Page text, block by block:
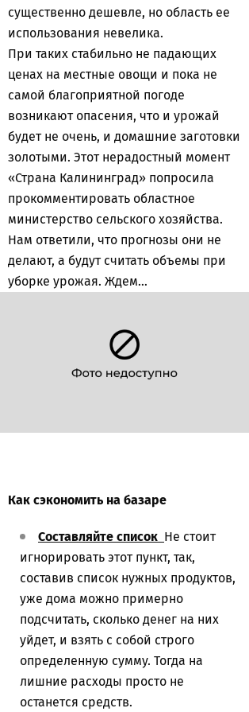
существенно дешевле, но область ее
использования невелика.
При таких стабильно не падающих
ценах на местные овощи и пока не
самой благоприятной погоде
возникают опасения, что и урожай
будет не очень, и домашние заготовки
золотыми. Этот нерадостный момент
«Страна Калининград» попросила
прокомментировать областное
министерство сельского хозяйства.
Нам ответили, что прогнозы они не
делают, а будут считать объемы при
уборке урожая. Ждем…
Как сэкономить на базаре
Составляйте список Не стоит
игнорировать этот пункт, так,
составив список нужных продуктов,
уже дома можно примерно
подсчитать, сколько денег на них
уйдет, и взять с собой строго
определенную сумму. Тогда на
лишние расходы просто не
останется средств.